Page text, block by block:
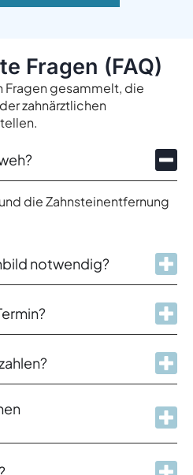
Fragen (FAQ)
Fragen gesammelt, die
zahnärztlichen
die Zahnsteinentfernung
notwendig?